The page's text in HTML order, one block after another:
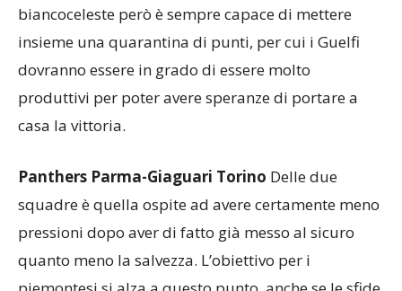
limite dell’incredibile, sono sicuramente più
giocabili dal punto di vista difensivo. L’attacco
biancoceleste però è sempre capace di mettere
insieme una quarantina di punti, per cui i Guelfi
dovranno essere in grado di essere molto
Panthers Parma-Giaguari TorinoDelle due
squadre è quella ospite ad avere certamente meno